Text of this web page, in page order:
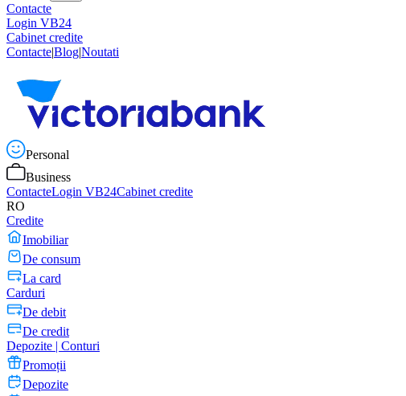
Contacte
Login VB24
Cabinet credite
Contacte|Blog|Noutati
Personal
Business
ContacteLogin VB24Cabinet credite
RO
Credite
Imobiliar
De consum
La card
Carduri
De debit
De credit
Depozite | Conturi
Promoții
Depozite